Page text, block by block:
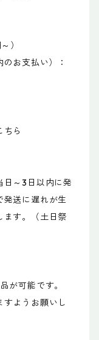
～）
お支払い）：
ら
日～3日以内に発
発送に遅れが生
ます。（土日祭
が可能です。
ようお願いし